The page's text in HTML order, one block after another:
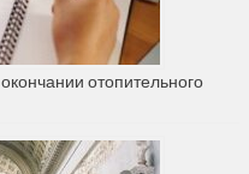
отопительного